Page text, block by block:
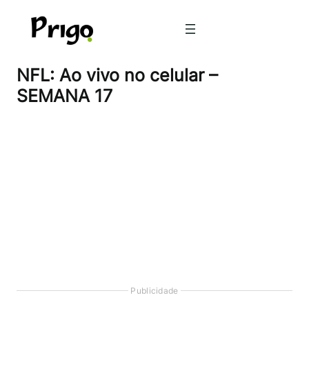
NFL: Ao vivo no celular –
SEMANA 17
Publicidade